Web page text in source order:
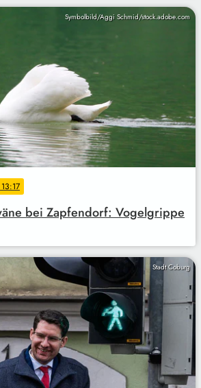
Symbolbild/Aggi Schmid/stock.adobe.com
bei Zapfendorf: Vogelgrippe
Stadt Coburg